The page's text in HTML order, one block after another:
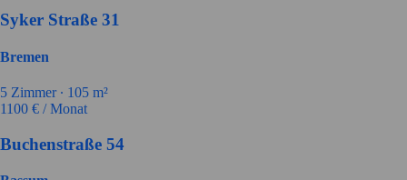
Syker Straße 31
Bremen
5 Zimmer ∙ 105 m²
1100 € / Monat
Buchenstraße 54